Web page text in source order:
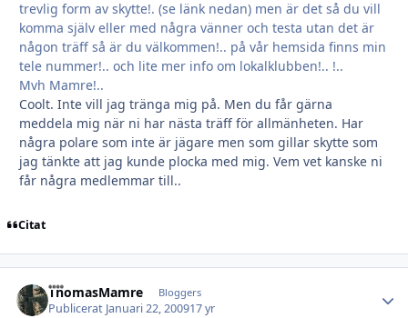
trevlig form av skytte!. (se länk nedan) men är det så du vill
komma själv eller med några vänner och testa utan det är
någon träff så är du välkommen!.. på vår hemsida finns min
tele nummer!.. och lite mer info om lokalklubben!.. !..
Mvh Mamre!..
Coolt. Inte vill jag tränga mig på. Men du får gärna
meddela mig när ni har nästa träff för allmänheten. Har
några polare som inte är jägare men som gillar skytte som
jag tänkte att jag kunde plocka med mig. Vem vet kanske ni
får några medlemmar till..
Citat
ThomasMamre Bloggers
Publicerat Januari 22, 200917 yr